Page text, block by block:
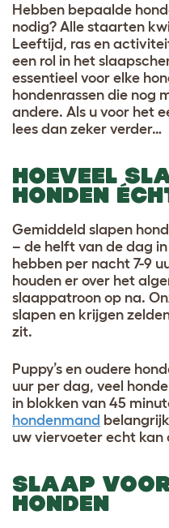
Hebben bepaalde
nodig? Alle staarten
Leeftijd, ras en
een rol in het
essentieel voor elke
hondenrassen die nog
andere. Als u voor het
lees dan zeker verder…
HOEVEEL
HONDEN
Gemiddeld slapen
– de helft van de dag
hebben per nacht 7-9
houden er over het
slaappatroon op na.
slapen en krijgen
zit.
Puppy’s en oudere
uur per dag, veel
in blokken van 45
hondenmand
uw viervoeter echt kan
SLAAP
HONDEN